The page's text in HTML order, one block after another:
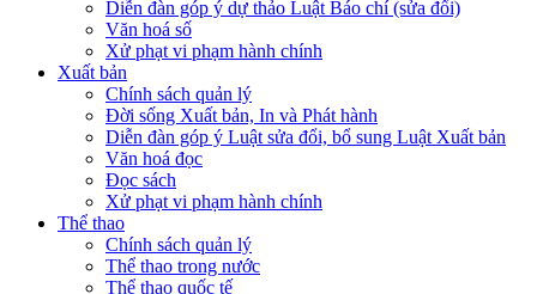
Diễn đàn góp ý dự thảo Luật Báo chí (sửa đổi)
Văn hoá số
Xử phạt vi phạm hành chính
Xuất bản
Chính sách quản lý
Đời sống Xuất bản, In và Phát hành
Diễn đàn góp ý Luật sửa đổi, bổ sung Luật Xuất bản
Văn hoá đọc
Đọc sách
Xử phạt vi phạm hành chính
Thể thao
Chính sách quản lý
Thể thao trong nước
Thể thao quốc tế